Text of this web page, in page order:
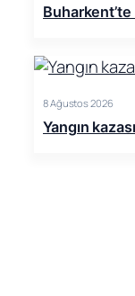
8 Ağustos 2026
Yangın